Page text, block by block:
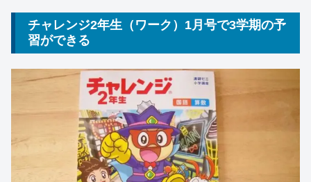
チャレンジ2年生（ワーク）1月号で3学期の予
習ができる